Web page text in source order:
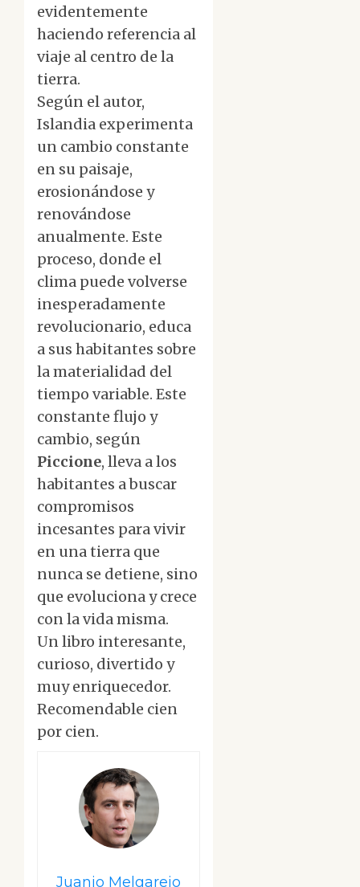
evidentemente
haciendo referencia al
viaje al centro de la
tierra.
Según el autor,
Islandia experimenta
un cambio constante
en su paisaje,
erosionándose y
renovándose
anualmente. Este
proceso, donde el
clima puede volverse
inesperadamente
revolucionario, educa
a sus habitantes sobre
la materialidad del
tiempo variable. Este
constante flujo y
cambio, según
Piccione, lleva a los
habitantes a buscar
compromisos
incesantes para vivir
en una tierra que
nunca se detiene, sino
que evoluciona y crece
con la vida misma.
Un libro interesante,
curioso, divertido y
muy enriquecedor.
Recomendable cien
por cien.
Juanjo Melgarejo